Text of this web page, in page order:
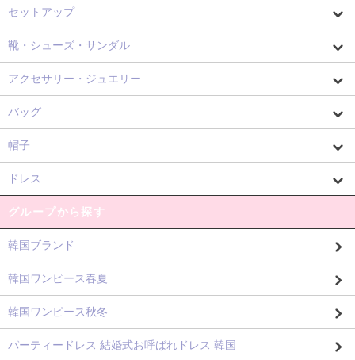
セットアップ
靴・シューズ・サンダル
アクセサリー・ジュエリー
バッグ
帽子
ドレス
グループから探す
韓国ブランド
韓国ワンピース春夏
韓国ワンピース秋冬
パーティードレス 結婚式お呼ばれドレス 韓国